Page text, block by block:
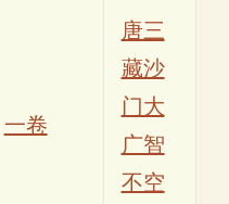
一卷
唐三
藏沙
门大
广智
不空